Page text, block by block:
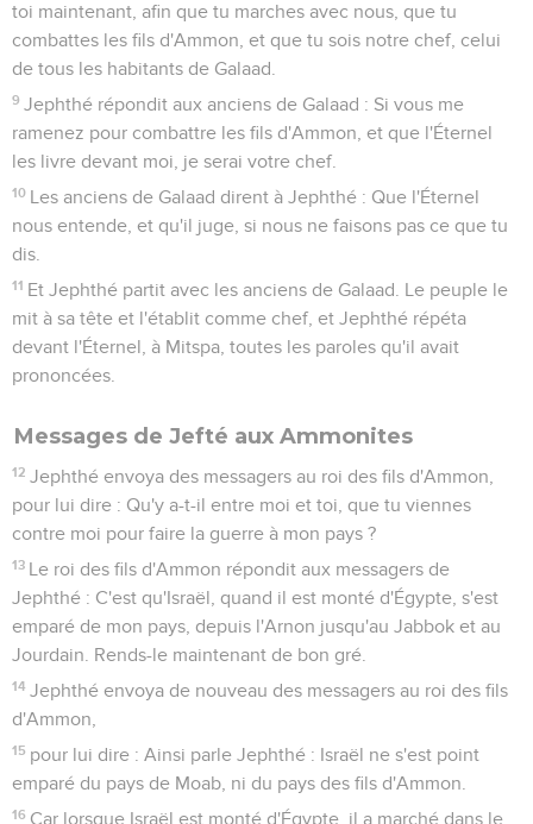
toi maintenant, afin que tu marches avec nous, que tu
combattes les fils d'Ammon, et que tu sois notre chef, celui
de tous les habitants de Galaad.
9 Jephthé répondit aux anciens de Galaad : Si vous me
ramenez pour combattre les fils d'Ammon, et que l'Éternel
les livre devant moi, je serai votre chef.
10 Les anciens de Galaad dirent à Jephthé : Que l'Éternel
nous entende, et qu'il juge, si nous ne faisons pas ce que tu
dis.
11 Et Jephthé partit avec les anciens de Galaad. Le peuple le
mit à sa tête et l'établit comme chef, et Jephthé répéta
devant l'Éternel, à Mitspa, toutes les paroles qu'il avait
prononcées.
Messages de Jefté aux Ammonites
12 Jephthé envoya des messagers au roi des fils d'Ammon,
pour lui dire : Qu'y a-t-il entre moi et toi, que tu viennes
contre moi pour faire la guerre à mon pays ?
13 Le roi des fils d'Ammon répondit aux messagers de
Jephthé : C'est qu'Israël, quand il est monté d'Égypte, s'est
emparé de mon pays, depuis l'Arnon jusqu'au Jabbok et au
Jourdain. Rends-le maintenant de bon gré.
14 Jephthé envoya de nouveau des messagers au roi des fils
d'Ammon,
15 pour lui dire : Ainsi parle Jephthé : Israël ne s'est point
emparé du pays de Moab, ni du pays des fils d'Ammon.
16 Car lorsque Israël est monté d'Égypte, il a marché dans le